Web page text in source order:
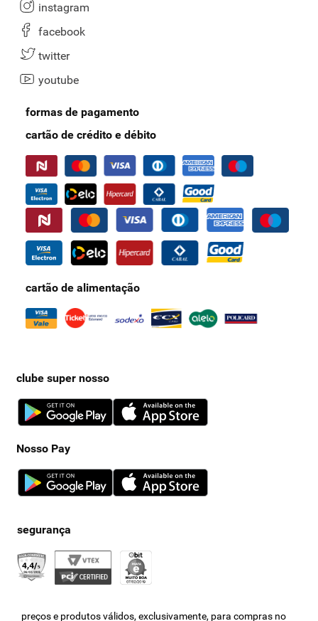
instagram
facebook
twitter
youtube
formas de pagamento
cartão de crédito e débito
cartão de alimentação
clube super nosso
Nosso Pay
preços e produtos válidos, exclusivamente, para compras no